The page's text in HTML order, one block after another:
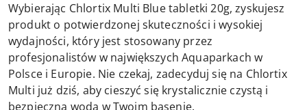
Wybierając Chlortix Multi Blue tabletki 20g, zyskujesz
produkt o potwierdzonej skuteczności i wysokiej
wydajności, który jest stosowany przez
profesjonalistów w największych Aquaparkach w
Polsce i Europie. Nie czekaj, zadecyduj się na Chlortix
Multi już dziś, aby cieszyć się krystalicznie czystą i
bezpieczną wodą w Twoim basenie.